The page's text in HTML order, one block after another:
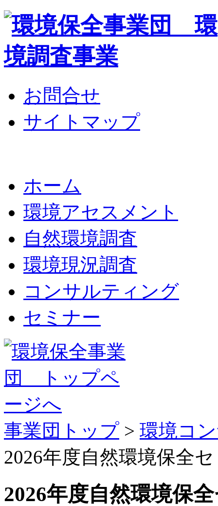
お問合せ
サイトマップ
ホーム
環境アセスメント
自然環境調査
環境現況調査
コンサルティング
セミナー
事業団トップ > 環境コ
2026年度自然環境保全
2026年度自然環境保